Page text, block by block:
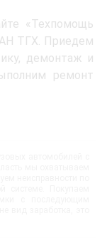
«Техпомощь
ТГХ. Приедем
демонтаж и
ремонт